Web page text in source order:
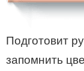
Подготовит
запомнить